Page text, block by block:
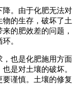
。由于化肥无法对
物的生存，破坏了土
的肥效差的问题，
。
也是化肥施用方面
是对土壤的破坏。
谨慎。土壤的修复